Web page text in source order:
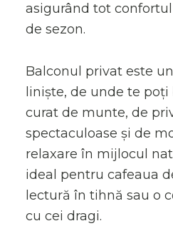
asigurând tot
de sezon.
Balconul privat este
liniște, de unde te poți
curat de munte, de
spectaculoase și de
relaxare în mijlocul
ideal pentru cafeaua
lectură în tihnă sau o
cu cei dragi.